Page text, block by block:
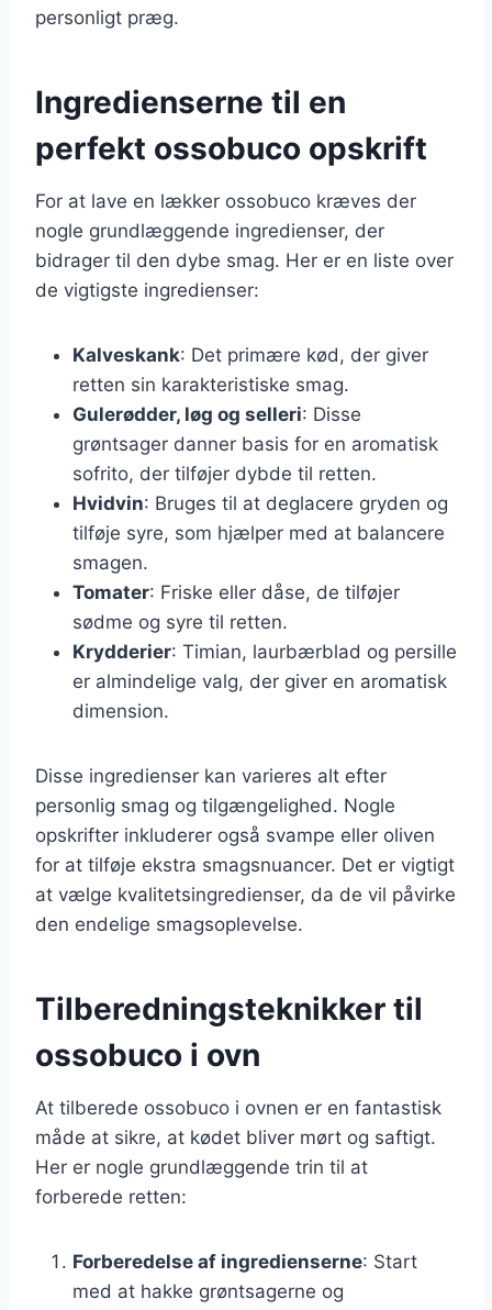
personligt præg.
Ingredienserne til en
perfekt ossobuco opskrift
For at lave en lækker ossobuco kræves der
nogle grundlæggende ingredienser, der
bidrager til den dybe smag. Her er en liste over
de vigtigste ingredienser:
Kalveskank: Det primære kød, der giver
retten sin karakteristiske smag.
Gulerødder, løg og selleri: Disse
grøntsager danner basis for en aromatisk
sofrito, der tilføjer dybde til retten.
Hvidvin: Bruges til at deglacere gryden og
tilføje syre, som hjælper med at balancere
smagen.
Tomater: Friske eller dåse, de tilføjer
sødme og syre til retten.
Krydderier: Timian, laurbærblad og persille
er almindelige valg, der giver en aromatisk
dimension.
Disse ingredienser kan varieres alt efter
personlig smag og tilgængelighed. Nogle
opskrifter inkluderer også svampe eller oliven
for at tilføje ekstra smagsnuancer. Det er vigtigt
at vælge kvalitetsingredienser, da de vil påvirke
den endelige smagsoplevelse.
Tilberedningsteknikker til
ossobuco i ovn
At tilberede ossobuco i ovnen er en fantastisk
måde at sikre, at kødet bliver mørt og saftigt.
Her er nogle grundlæggende trin til at
forberede retten:
Forberedelse af ingredienserne: Start
med at hakke grøntsagerne og